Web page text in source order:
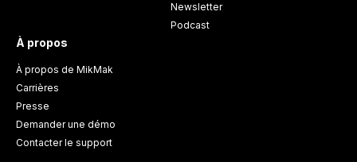
Newsletter
Podcast
À propos
À propos de MikMak
Carrières
Presse
Demander une démo
Contacter le support